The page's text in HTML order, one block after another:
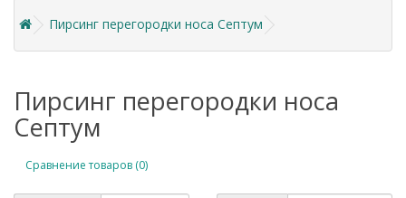
Пирсинг перегородки носа Септум
Пирсинг перегородки носа
Септум
Сравнение товаров (0)